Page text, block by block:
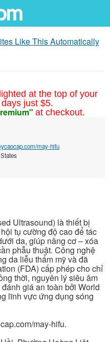
Like This Automatically
at the top of your
just $5.
at checkout.
may-hifu
Ultrasound) là thiết bị
tụ cường độ cao để tác
da, giúp nâng cơ – xóa
phẫu thuật. Công nghệ
da liễu thẩm mỹ và đã
(FDA) cấp phép cho chỉ
thời, nguyên lý siêu âm
giá an toàn bởi World
lĩnh vực ứng dụng sóng
may-hifu.